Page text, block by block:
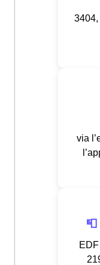
via